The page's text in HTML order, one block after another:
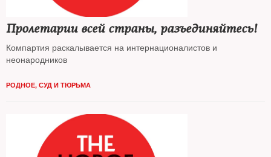
Пролетарии всей страны, разъединяйтесь!
Компартия раскалывается на интернационалистов и
неонародников
РОДНОЕ, СУД И ТЮРЬМА